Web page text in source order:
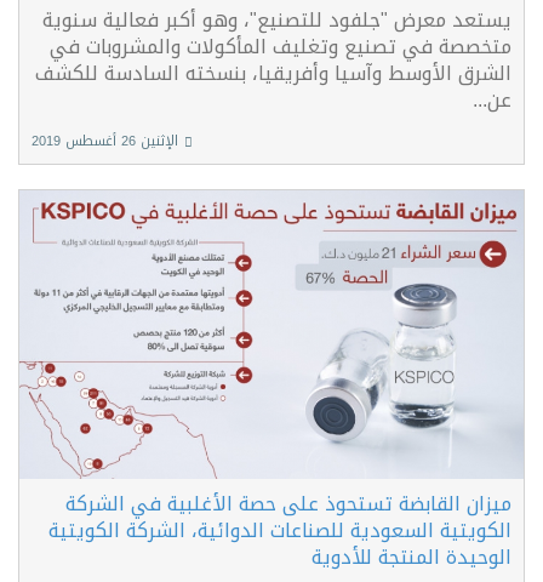
يستعد معرض "جلفود للتصنيع"، وهو أكبر فعالية سنوية
متخصصة في تصنيع وتغليف المأكولات والمشروبات في
الشرق الأوسط وآسيا وأفريقيا، بنسخته السادسة للكشف
عن...
الإثنين 26 أغسطس 2019
ميزان القابضة تستحوذ على حصة الأغلبية في الشركة
الكويتية السعودية للصناعات الدوائية، الشركة الكويتية
الوحيدة المنتجة للأدوية